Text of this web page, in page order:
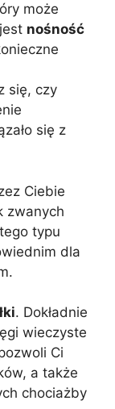
może
nośność
się, czy
się z
Ciebie
zwanych
typu
dla
. Dokładnie
wieczyste
Ci
a także
chociażby